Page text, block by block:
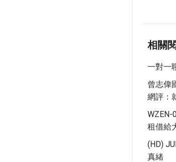
相關
一對一
曾志偉
網評：
WZEN-
租借給
(HD)
真緒